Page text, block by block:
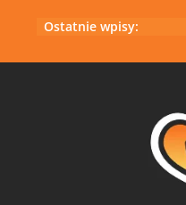
Ostatnie wpisy: